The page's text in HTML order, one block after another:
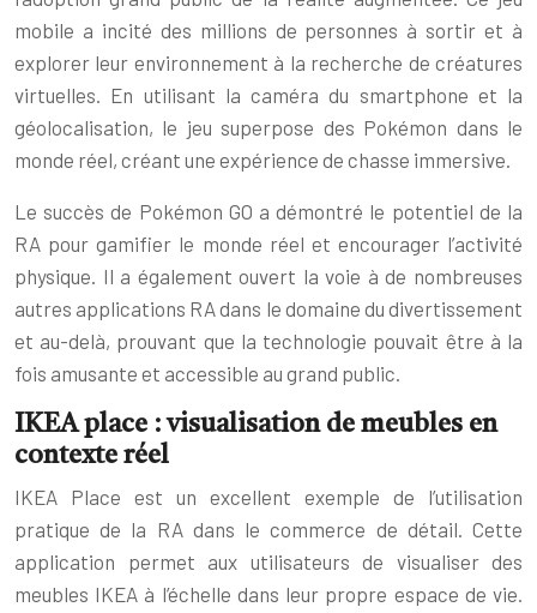
mobile a incité des millions de personnes à sortir et à
explorer leur environnement à la recherche de créatures
virtuelles. En utilisant la caméra du smartphone et la
géolocalisation, le jeu superpose des Pokémon dans le
monde réel, créant une expérience de chasse immersive.
Le succès de Pokémon GO a démontré le potentiel de la
RA pour gamifier le monde réel et encourager l’activité
physique. Il a également ouvert la voie à de nombreuses
autres applications RA dans le domaine du divertissement
et au-delà, prouvant que la technologie pouvait être à la
fois amusante et accessible au grand public.
IKEA place : visualisation de meubles en
contexte réel
IKEA Place est un excellent exemple de l’utilisation
pratique de la RA dans le commerce de détail. Cette
application permet aux utilisateurs de visualiser des
meubles IKEA à l’échelle dans leur propre espace de vie.